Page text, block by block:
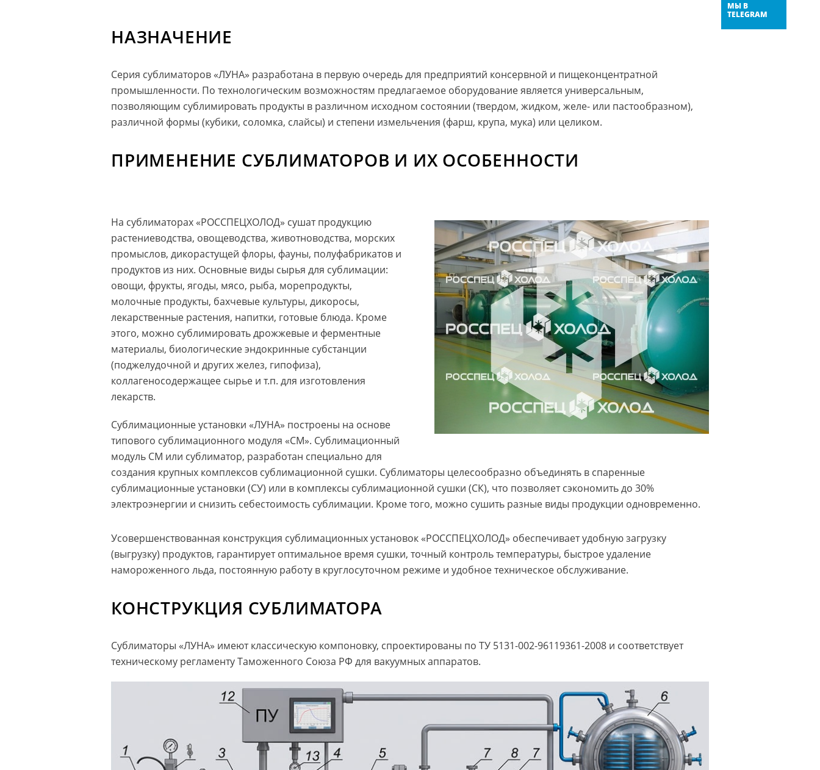
МЫ В
TELEGRAM
НАЗНАЧЕНИЕ
Серия сублиматоров «ЛУНА» разработана в первую очередь для предприятий консервной и пищеконцентратной
промышленности. По технологическим возможностям предлагаемое оборудование является универсальным,
позволяющим сублимировать продукты в различном исходном состоянии (твердом, жидком, желе- или пастообразном),
различной формы (кубики, соломка, слайсы) и степени измельчения (фарш, крупа, мука) или целиком.
ПРИМЕНЕНИЕ СУБЛИМАТОРОВ И ИХ ОСОБЕННОСТИ
На сублиматорах «РОССПЕЦХОЛОД» сушат продукцию
растениеводства, овощеводства, животноводства, морских
промыслов, дикорастущей флоры, фауны, полуфабрикатов и
продуктов из них. Основные виды сырья для сублимации:
овощи, фрукты, ягоды, мясо, рыба, морепродукты,
молочные продукты, бахчевые культуры, дикоросы,
лекарственные растения, напитки, готовые блюда. Кроме
этого, можно сублимировать дрожжевые и ферментные
материалы, биологические эндокринные субстанции
(поджелудочной и других желез, гипофиза),
коллагеносодержащее сырье и т.п. для изготовления
лекарств.
Сублимационные установки «ЛУНА» построены на основе
типового сублимационного модуля «СМ». Сублимационный
модуль СМ или сублиматор, разработан специально для
создания крупных комплексов сублимационной сушки. Сублиматоры целесообразно объединять в спаренные
сублимационные установки (СУ) или в комплексы сублимационной сушки (СК), что позволяет сэкономить до 30%
электроэнергии и снизить себестоимость сублимации. Кроме того, можно сушить разные виды продукции одновременно.
Усовершенствованная конструкция сублимационных установок «РОССПЕЦХОЛОД» обеспечивает удобную загрузку
(выгрузку) продуктов, гарантирует оптимальное время сушки, точный контроль температуры, быстрое удаление
намороженного льда, постоянную работу в круглосуточном режиме и удобное техническое обслуживание.
КОНСТРУКЦИЯ СУБЛИМАТОРА
Сублиматоры «ЛУНА» имеют классическую компоновку, спроектированы по ТУ 5131-002-96119361-2008 и соответствует
техническому регламенту Таможенного Союза РФ для вакуумных аппаратов.